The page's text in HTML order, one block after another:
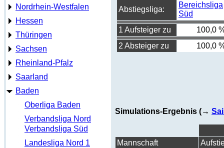
Nordrhein-Westfalen
Hessen
Thüringen
Sachsen
Rheinland-Pfalz
Saarland
Baden
Oberliga Baden
Verbandsliga Nord
Verbandsliga Süd
Landesliga Nord 1
Abstiegsliga:
Bereichsliga
Süd
1 Aufsteiger zu
100,0
2 Absteiger zu
100,0
Simulations-Ergebnis (→
Mannschaft